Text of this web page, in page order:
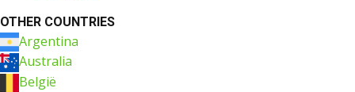
OTHER COUNTRIES
Argentina
Australia
België